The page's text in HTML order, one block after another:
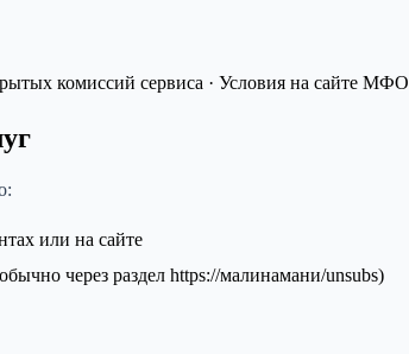
комиссий сервиса · Условия на сайте МФО
или на сайте
через раздел https://малинамани/unsubs)